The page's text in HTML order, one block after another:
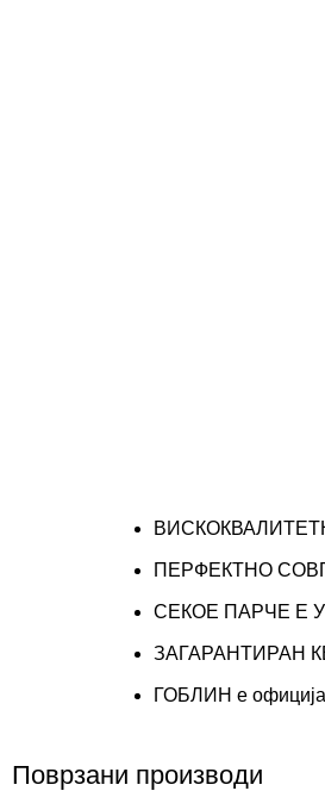
ПЕРФЕКТНО
СЕКОЕ ПАРЧЕ Е
ЗАГАРАНТИРАН
ГОБЛИН е
Поврзани производи